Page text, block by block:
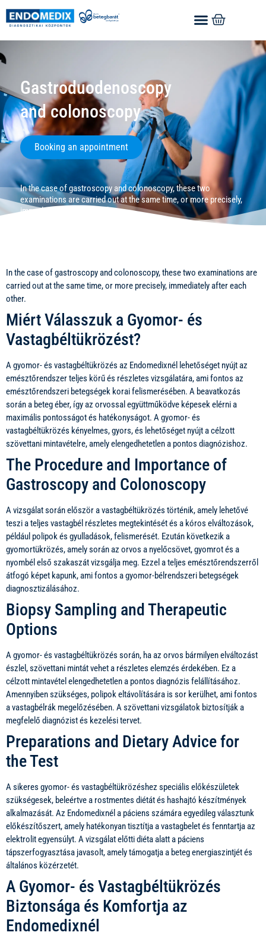
Gastroduodenoscopy
and colonoscopy
Booking an appointment
In the case of gastroscopy and colonoscopy, these two
examinations are carried out at the same time, or more precisely,
immediately after each other.
In the case of gastroscopy and colonoscopy, these two examinations are
carried out at the same time, or more precisely, immediately after each
other.
Miért Válasszuk a Gyomor- és
Vastagbéltükrözést?
A gyomor- és vastagbéltükrözés az Endomedixnél lehetőséget nyújt az
emésztőrendszer teljes körű és részletes vizsgálatára, ami fontos az
emésztőrendszeri betegségek korai felismerésében. A beavatkozás
során a beteg éber, így az orvossal együttműködve képesek elérni a
maximális pontosságot és hatékonyságot. A gyomor- és
vastagbéltükrözés kényelmes, gyors, és lehetőséget nyújt a célzott
szövettani mintavételre, amely elengedhetetlen a pontos diagnózishoz.
The Procedure and Importance of
Gastroscopy and Colonoscopy
A vizsgálat során először a vastagbéltükrözés történik, amely lehetővé
teszi a teljes vastagbél részletes megtekintését és a kóros elváltozások,
például polipok és gyulladások, felismerését. Ezután következik a
gyomortükrözés, amely során az orvos a nyelőcsövet, gyomrot és a
nyombél első szakaszát vizsgálja meg. Ezzel a teljes emésztőrendszerről
átfogó képet kapunk, ami fontos a gyomor-bélrendszeri betegségek
diagnosztizálásához.
Biopsy Sampling and Therapeutic
Options
A gyomor- és vastagbéltükrözés során, ha az orvos bármilyen elváltozást
észlel, szövettani mintát vehet a részletes elemzés érdekében. Ez a
célzott mintavétel elengedhetetlen a pontos diagnózis felállításához.
Amennyiben szükséges, polipok eltávolítására is sor kerülhet, ami fontos
a vastagbélrák megelőzésében. A szövettani vizsgálatok biztosítják a
megfelelő diagnózist és kezelési tervet.
Preparations and Dietary Advice for
the Test
A sikeres gyomor- és vastagbéltükrözéshez speciális előkészületek
szükségesek, beleértve a rostmentes diétát és hashajtó készítmények
alkalmazását. Az Endomedixnél a páciens számára egyedileg választunk
előkészítőszert, amely hatékonyan tisztítja a vastagbelet és fenntartja az
elektrolit egyensúlyt. A vizsgálat előtti diéta alatt a páciens
tápszerfogyasztása javasolt, amely támogatja a beteg energiaszintjét és
általános közérzetét.
A Gyomor- és Vastagbéltükrözés
Biztonsága és Komfortja az
Endomedixnél